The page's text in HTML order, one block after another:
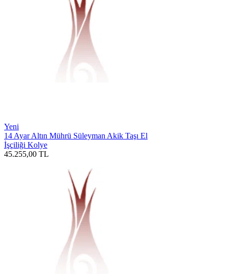
Yeni
14 Ayar Altın Mührü Süleyman Akik Taşı El
İşçiliği Kolye
45.255,00 TL